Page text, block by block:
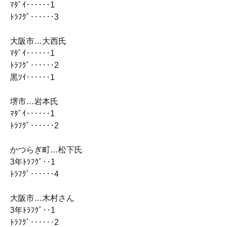
ﾏﾀﾞｲ‥‥‥1
ﾄﾗﾌｸﾞ‥‥‥3
大阪市…大西氏
ﾏﾀﾞｲ‥‥‥1
ﾄﾗﾌｸﾞ‥‥‥2
黒ｿｲ‥‥‥1
堺市…岩本氏
ﾏﾀﾞｲ‥‥‥1
ﾄﾗﾌｸﾞ‥‥‥2
かつらぎ町…松下氏
3年ﾄﾗﾌｸﾞ‥1
ﾄﾗﾌｸﾞ‥‥‥4
大阪市…木村さん
3年ﾄﾗﾌｸﾞ‥1
ﾄﾗﾌｸﾞ‥‥‥2